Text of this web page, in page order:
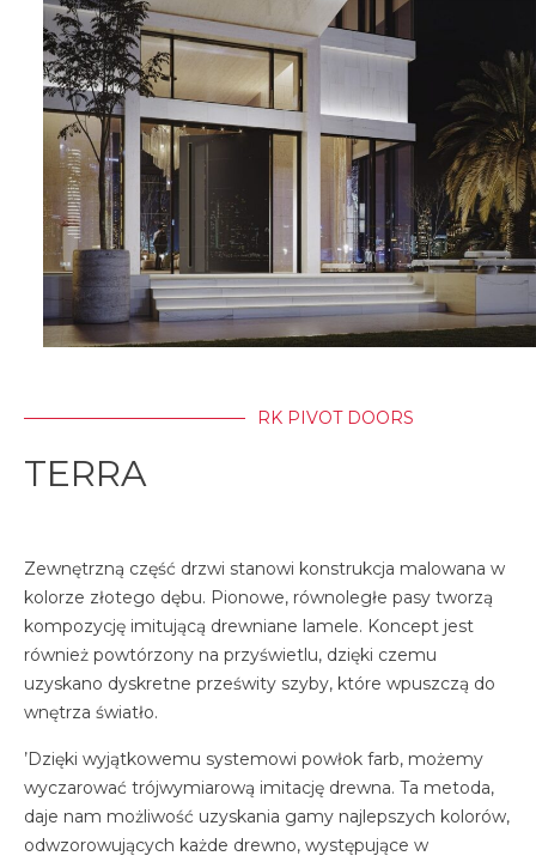
RK PIVOT DOORS
TERRA
Zewnętrzną część drzwi stanowi konstrukcja malowana w
kolorze złotego dębu. Pionowe, równoległe pasy tworzą
kompozycję imitującą drewniane lamele. Koncept jest
również powtórzony na przyświetlu, dzięki czemu
uzyskano dyskretne prześwity szyby, które wpuszczą do
wnętrza światło.
’Dzięki wyjątkowemu systemowi powłok farb, możemy
wyczarować trójwymiarową imitację drewna. Ta metoda,
daje nam możliwość uzyskania gamy najlepszych kolorów,
odwzorowujących każde drewno, występujące w